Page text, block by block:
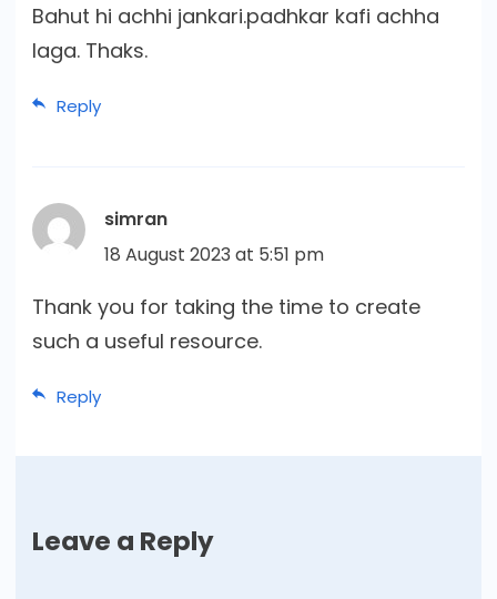
Bahut hi achhi jankari.padhkar kafi achha
laga. Thaks.
Reply
simran
18 August 2023 at 5:51 pm
Thank you for taking the time to create
such a useful resource.
Reply
Leave a Reply